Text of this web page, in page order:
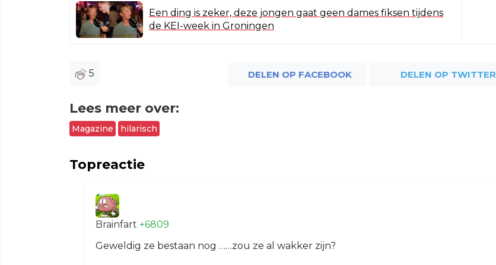
Een ding is zeker, deze jongen gaat geen dames fiksen tijdens
de KEI-week in Groningen
5 DELEN OP FACEBOOK DELEN OP TWITTER
Lees meer over:
Magazine hilarisch
Topreactie
Brainfart +6809
Geweldig ze bestaan nog ……zou ze al wakker zijn?